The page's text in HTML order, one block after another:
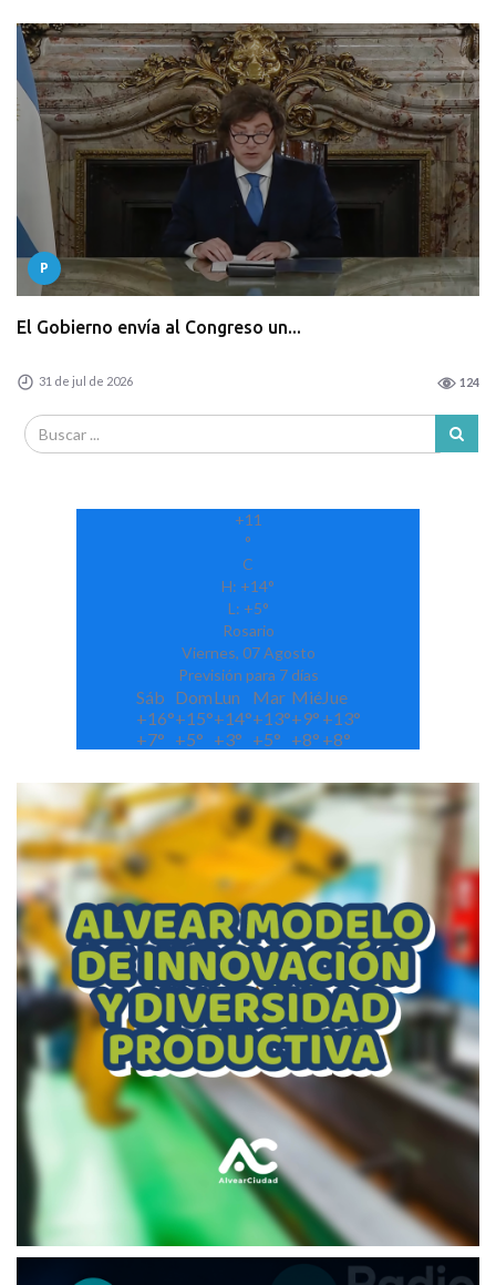
P
El Gobierno envía al Congreso un...
31 de jul de 2026 124
+11
°
C
H: +14°
L: +5°
Rosario
Viernes, 07 Agosto
Previsión para 7 días
Sáb DomLun Mar MiéJue
+16°+15°+14°+13°+9° +13°
+7° +5° +3° +5° +8° +8°